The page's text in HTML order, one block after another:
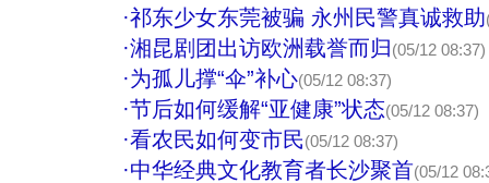
·祁东少女东莞被骗 永州民警真诚救助
·湘昆剧团出访欧洲载誉而归(05/12 08:37)
·为孤儿撑“伞”补心(05/12 08:37)
·节后如何缓解“亚健康”状态(05/12 08:37)
·看农民如何变市民(05/12 08:37)
·中华经典文化教育者长沙聚首(05/12